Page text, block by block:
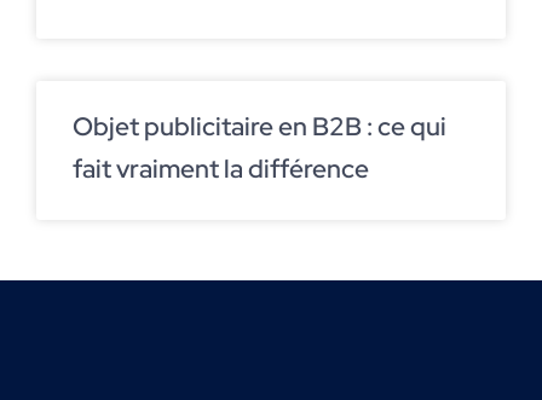
Objet publicitaire en B2B : ce qui
fait vraiment la différence